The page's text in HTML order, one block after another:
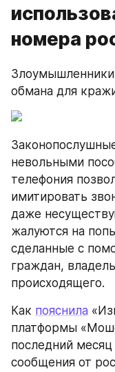
номера
обмана для
невольными
телефония
имитировать
даже
жалуются на
сделанные с
граждан,
происходящего.
Как пояснила
платформы
последний месяц
сообщения от